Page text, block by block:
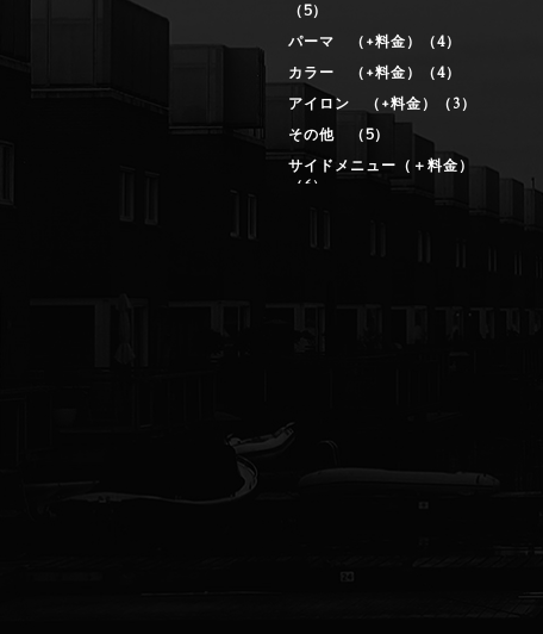
（5）
パーマ （+料金）（4）
カラー （+料金）（4）
アイロン （+料金）（3）
その他 （5）
サイドメニュー（＋料金）
（6）